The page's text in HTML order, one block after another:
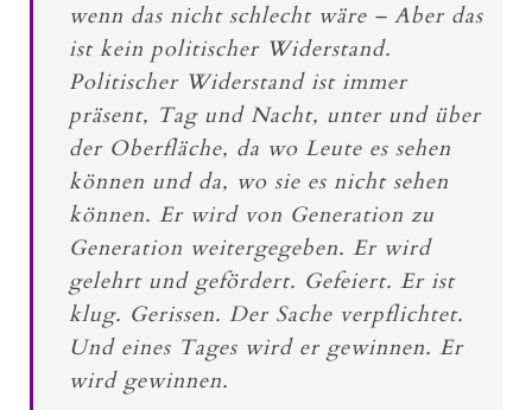
wenn das nicht schlecht wäre – Aber das
ist kein politischer Widerstand.
Politischer Widerstand ist immer
präsent, Tag und Nacht, unter und über
der Oberfläche, da wo Leute es sehen
können und da, wo sie es nicht sehen
können. Er wird von Generation zu
Generation weitergegeben. Er wird
gelehrt und gefördert. Gefeiert. Er ist
klug. Gerissen. Der Sache verpflichtet.
Und eines Tages wird er gewinnen. Er
wird gewinnen.